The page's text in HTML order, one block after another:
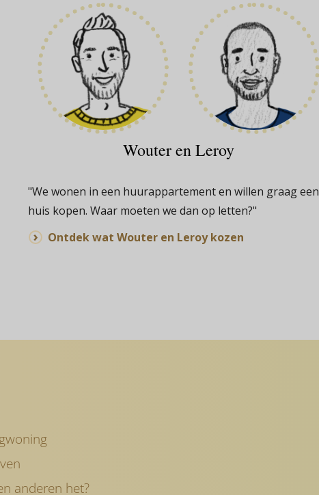
Wouter en Leroy
"We wonen in een huurappartement en willen graag een
huis kopen. Waar moeten we dan op letten?"
Ontdek wat Wouter en Leroy kozen
anderen het?